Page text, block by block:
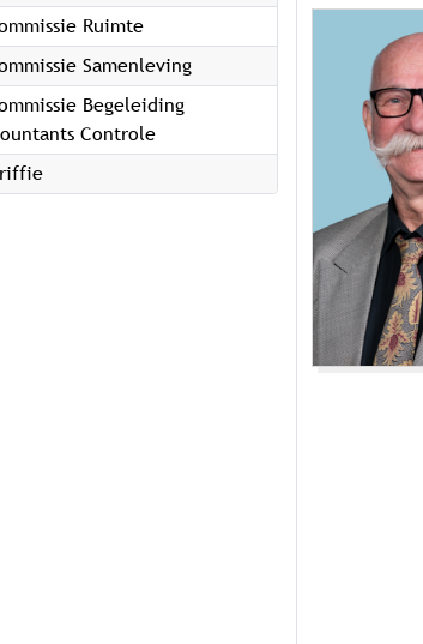
Ruimte
Samenleving
Begeleiding
Controle